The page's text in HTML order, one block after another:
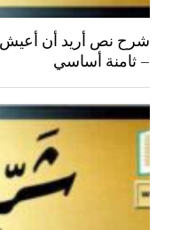
شرح نص أريد أن أعيش
– ثامنة أساسي